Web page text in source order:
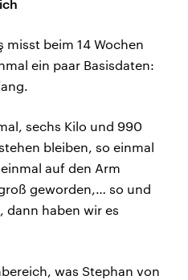
misst beim 14 Wochen
ein paar Basisdaten:
sechs Kilo und 990
bleiben, so einmal
auf den Arm
geworden,… so und
dann haben wir es
was Stephan von